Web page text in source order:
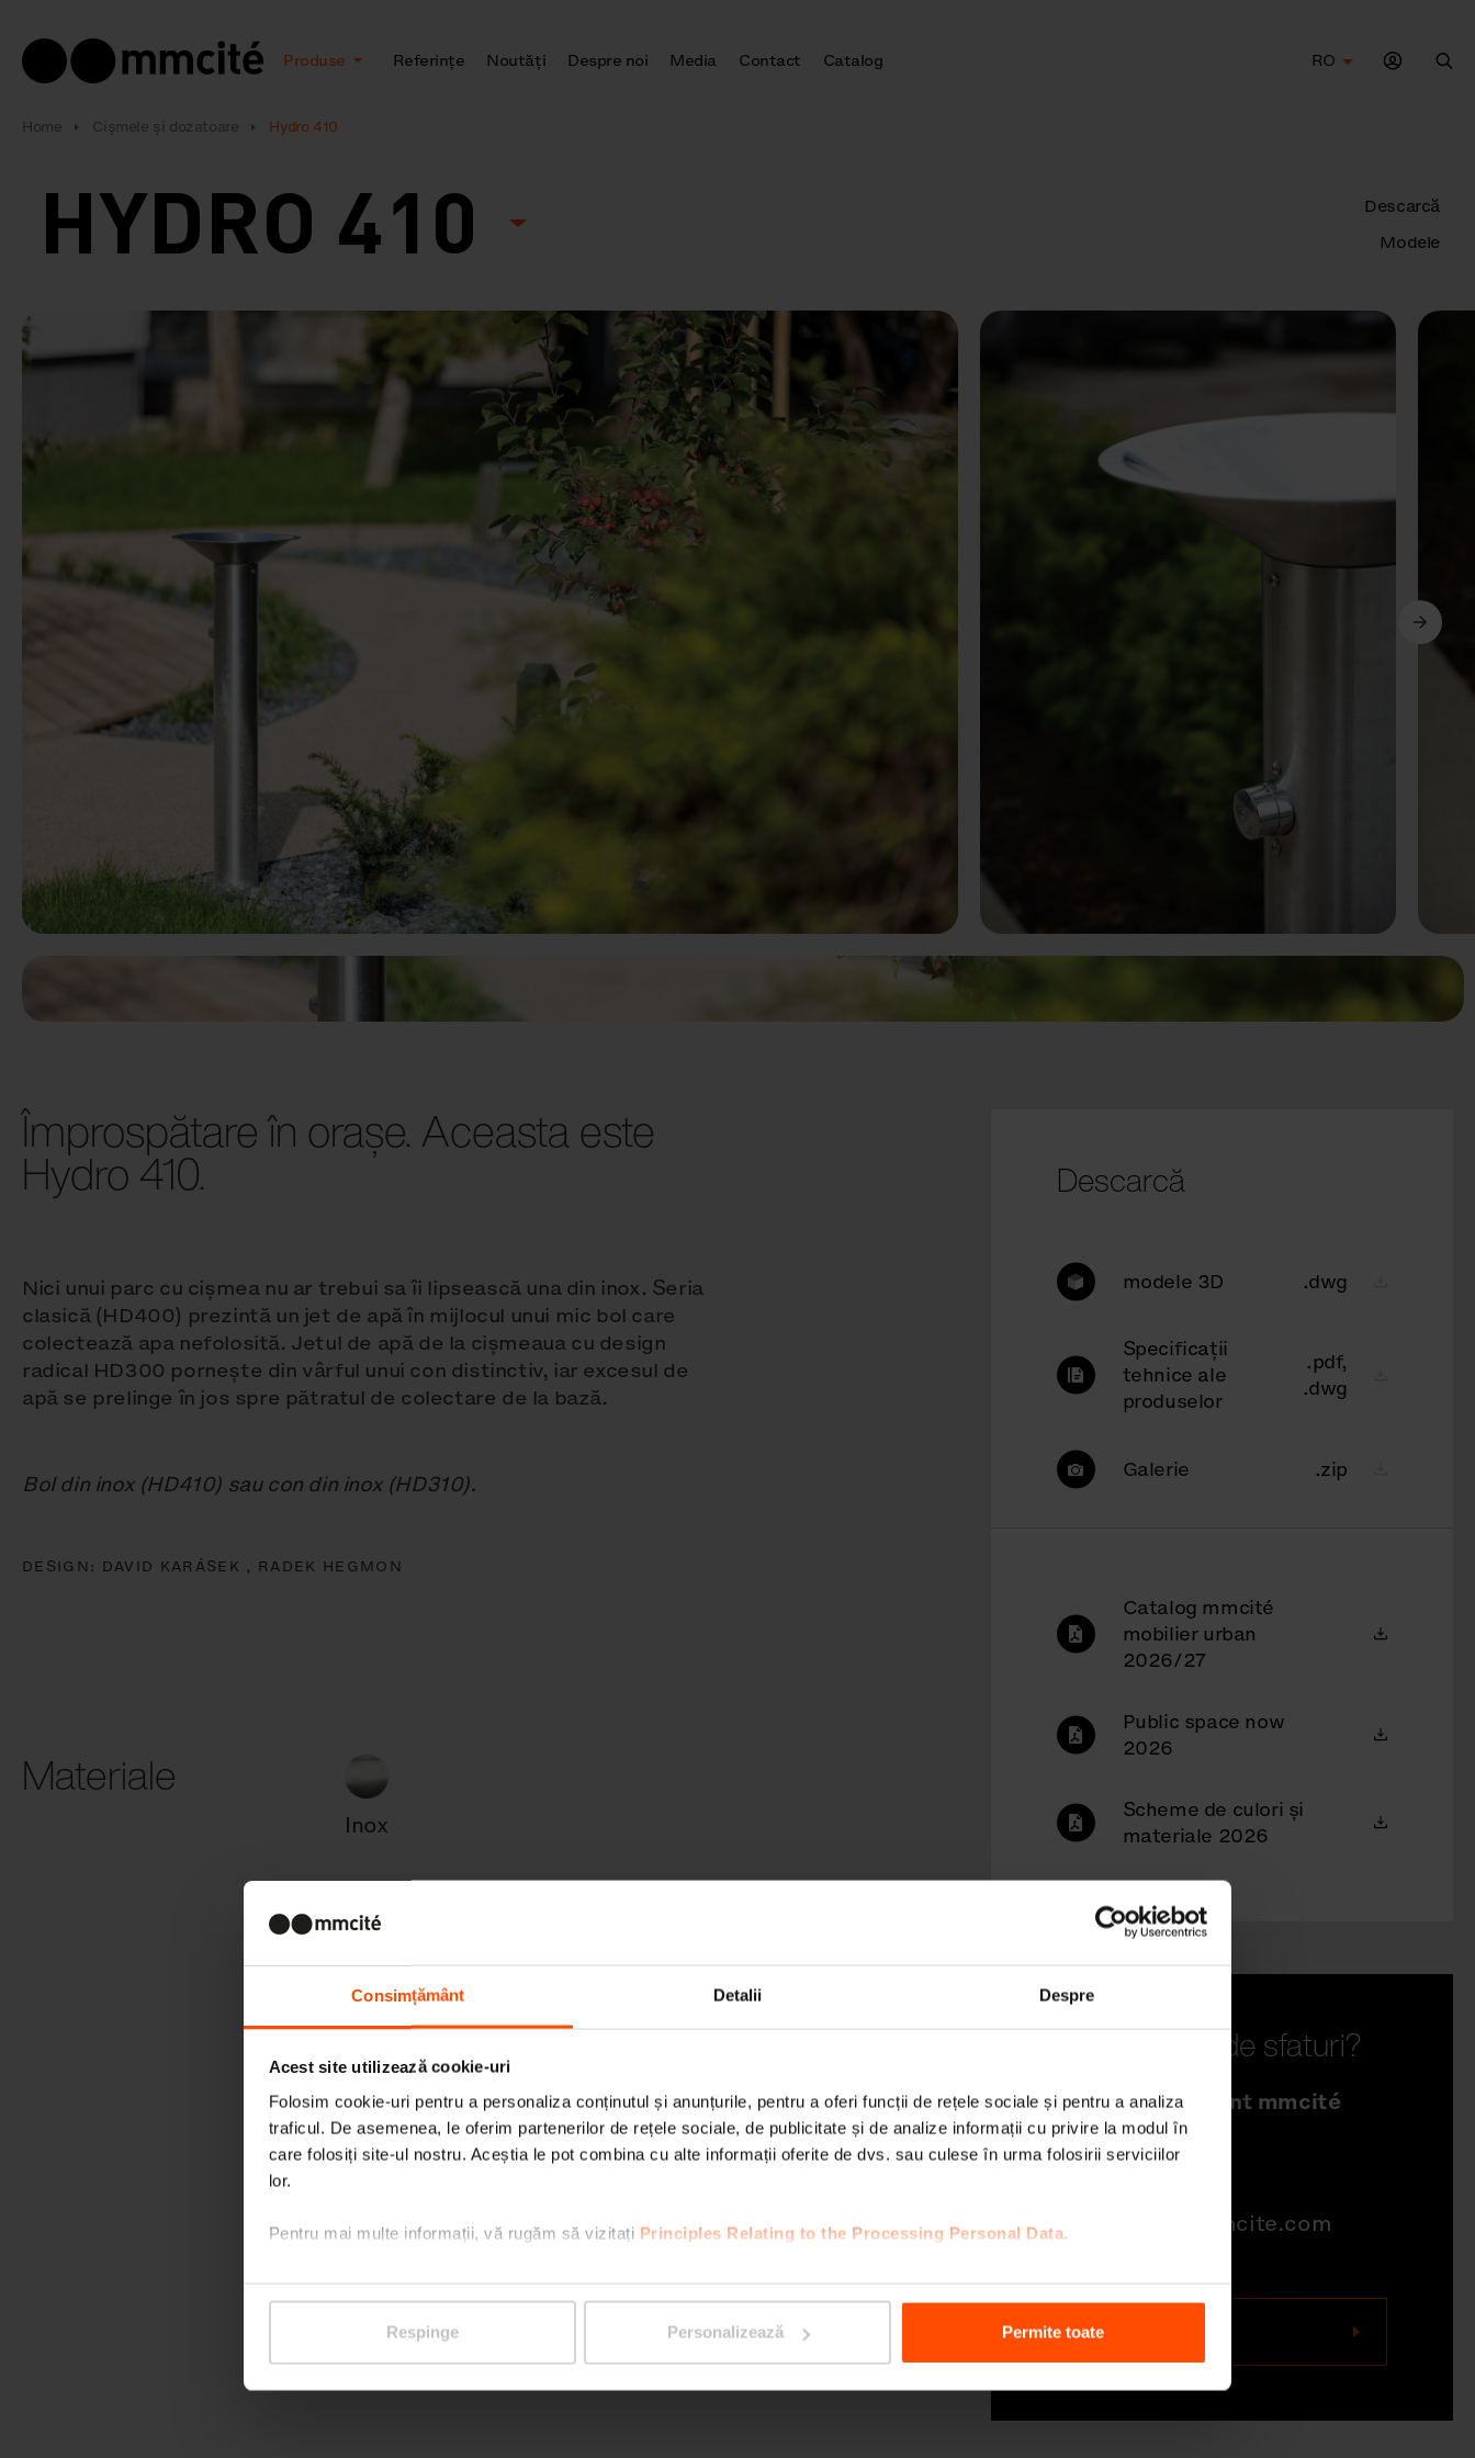
Consimțământ Detalii Despre
Acest site utilizează cookie-uri
Folosim cookie-uri pentru a personaliza conținutul și anunțurile, pentru a oferi funcții de rețele sociale și pentru a analiza
traficul. De asemenea, le oferim partenerilor de rețele sociale, de publicitate și de analize informații cu privire la modul în
care folosiți site-ul nostru. Aceștia le pot combina cu alte informații oferite de dvs. sau culese în urma folosirii serviciilor
lor.
Pentru mai multe informații, vă rugăm să vizitați Principles Relating to the Processing Personal Data.
Respinge Personalizează Permite toate
Produse Referințe Noutăţi Despre noi Media Contact Catalog
RO
Home Cișmele și dozatoare Hydro 410
HYDRO 410
Descarcă
Modele
Împrospătare în orașe. Aceasta este
Hydro 410.
Nici unui parc cu cișmea nu ar trebui sa îi lipsească una din inox. Seria
clasică (HD400) prezintă un jet de apă în mijlocul unui mic bol care
colectează apa nefolosită. Jetul de apă de la cișmeaua cu design
radical HD300 pornește din vârful unui con distinctiv, iar excesul de
apă se prelinge în jos spre pătratul de colectare de la bază.
Bol din inox (HD410) sau con din inox (HD310).
DESIGN: DAVID KARÁSEK , RADEK HEGMON
Materiale
Inox
Descarcă
modele 3D .dwg
Specificații
tehnice ale
produselor
.pdf,
.dwg
Galerie .zip
Catalog mmcité
mobilier urban
2026/27
Public space now
2026
Scheme de culori şi
materiale 2026
Aveți nevoie de sfaturi?
Sales Department mmcité
north america
quotations@mmcite.com
Contactați-ne